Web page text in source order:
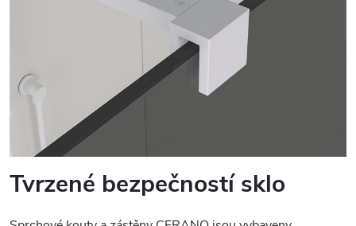
Tvrzené bezpečností sklo